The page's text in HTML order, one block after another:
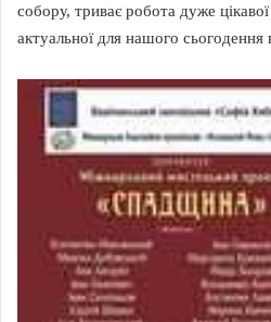
собору, триває робота дуже
актуальної для нашого сьогодення